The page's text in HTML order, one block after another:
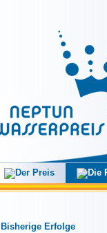
Bisherige Erfolge